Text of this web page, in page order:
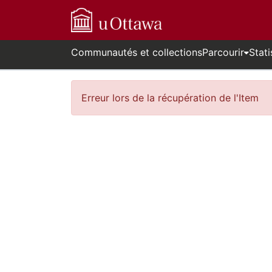
Communautés et collectionsParcourir
Erreur lors de la récupération de l'Item